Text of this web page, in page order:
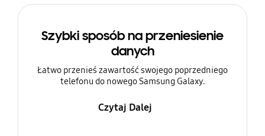
Szybki sposób na przeniesienie
danych
Łatwo przenieś zawartość swojego poprzedniego
telefonu do nowego Samsung Galaxy.
Czytaj Dalej